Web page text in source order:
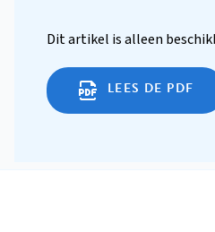
Dit artikel is alleen
LEES DE PDF